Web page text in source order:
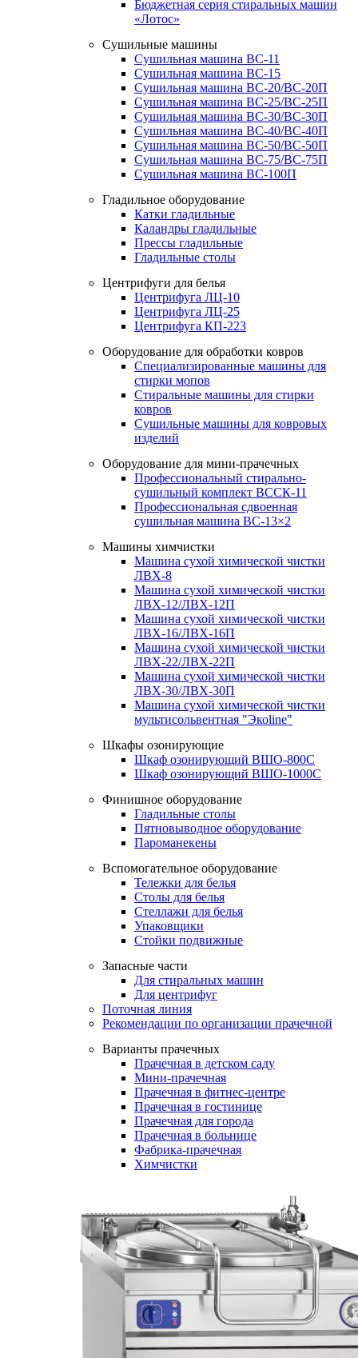
Бюджетная серия стиральных машин
«Лотос»
Сушильные машины
Сушильная машина ВС-11
Сушильная машина ВС-15
Сушильная машина ВС-20/ВС-20П
Сушильная машина ВС-25/ВС-25П
Сушильная машина ВС-30/ВС-30П
Сушильная машина ВС-40/ВС-40П
Сушильная машина ВС-50/ВС-50П
Сушильная машина ВС-75/ВС-75П
Сушильная машина ВС-100П
Гладильное оборудование
Катки гладильные
Каландры гладильные
Прессы гладильные
Гладильные столы
Центрифуги для белья
Центрифуга ЛЦ-10
Центрифуга ЛЦ-25
Центрифуга КП-223
Оборудование для обработки ковров
Специализированные машины для
стирки мопов
Стиральные машины для стирки
ковров
Сушильные машины для ковровых
изделий
Оборудование для мини-прачечных
Профессиональный стирально-
сушильный комплект ВССК-11
Профессиональная сдвоенная
сушильная машина ВС-13×2
Машины химчистки
Машина сухой химической чистки
ЛВХ-8
Машина сухой химической чистки
ЛВХ-12/ЛВХ-12П
Машина сухой химической чистки
ЛВХ-16/ЛВХ-16П
Машина сухой химической чистки
ЛВХ-22/ЛВХ-22П
Машина сухой химической чистки
ЛВХ-30/ЛВХ-30П
Машина сухой химической чистки
мультисольвентная "Экоline"
Шкафы озонирующие
Шкаф озонирующий ВШО-800С
Шкаф озонирующий ВШО-1000С
Финишное оборудование
Гладильные столы
Пятновыводное оборудование
Пароманекены
Вспомогательное оборудование
Тележки для белья
Столы для белья
Стеллажи для белья
Упаковщики
Стойки подвижные
Запасные части
Для стиральных машин
Для центрифуг
Поточная линия
Рекомендации по организации прачечной
Варианты прачечных
Прачечная в детском саду
Мини-прачечная
Прачечная в фитнес-центре
Прачечная в гостинице
Прачечная для города
Прачечная в больнице
Фабрика-прачечная
Химчистки